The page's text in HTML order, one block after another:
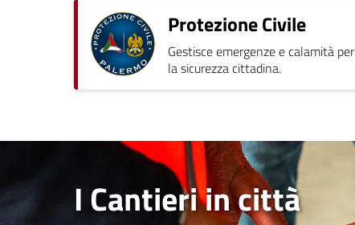
Protezione Civile
Gestisce emergenze e calamità per
la sicurezza cittadina.
I Cantieri in città